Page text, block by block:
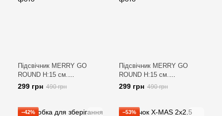
Підсвічник MERRY GO
ROUND H:15 см.
1000398216
299 грн 490 грн
Підсвічник MERRY GO
ROUND H:15 см.
1000398207
299 грн 490 грн
−42% −53%